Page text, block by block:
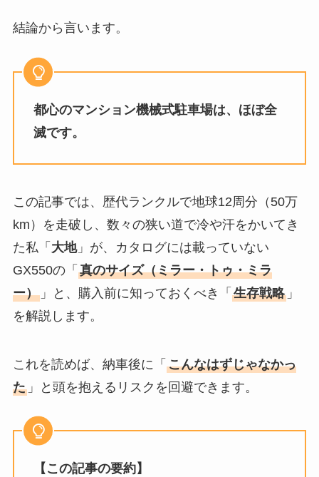
結論から言います。
都心のマンション機械式駐車場は、ほぼ全
滅です。
この記事では、歴代ランクルで地球12周分（50万
km）を走破し、数々の狭い道で冷や汗をかいてき
た私「 大地」が、カタログには載っていない
GX550の「 真のサイズ（ミラー・トゥ・ミラ
ー）」と、購入前に知っておくべき「 生存戦略」
を解説します。
これを読めば、納車後に「 こんなはずじゃなかっ
た」と頭を抱えるリスクを回避できます。
【この記事の要約】